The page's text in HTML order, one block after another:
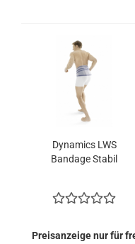
Dynamics LWS
Bandage Stabil
Preisanzeige nur für